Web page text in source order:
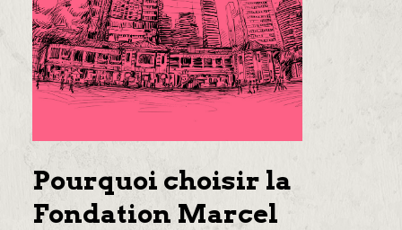
Pourquoi choisir la
Fondation Marcel